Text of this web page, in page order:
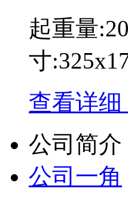
起重量
寸
查看详细
公司简介
公司一角